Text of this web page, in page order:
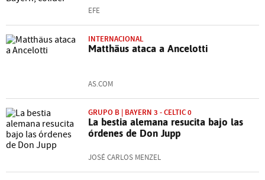
EFE
INTERNACIONAL
Matthäus ataca a Ancelotti
AS.COM
GRUPO B | BAYERN 3 - CELTIC 0
La bestia alemana resucita bajo las
órdenes de Don Jupp
JOSÉ CARLOS MENZEL